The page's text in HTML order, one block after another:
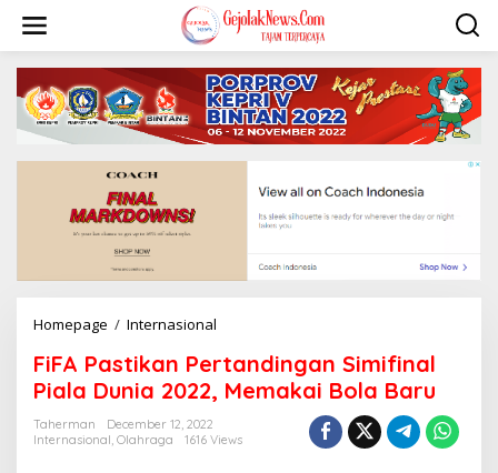
i
Homepage / Internasional
F
s
FiFA Pastikan Pertandingan Simifinal
Piala Dunia 2022, Memakai Bola Baru
Taherman
December 12, 2022
Internasional, Olahraga 1616 Views